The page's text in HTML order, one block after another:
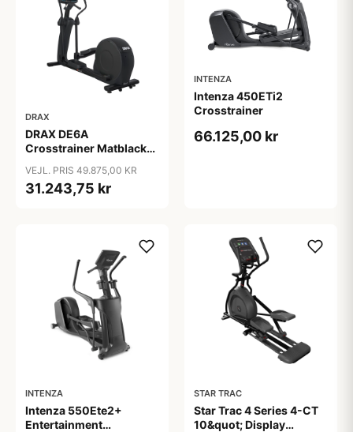
DRAX
DRAX DE6A
Crosstrainer Matblack
crosstrainer 120 kg 180
kg
VEJL. PRIS 49.875,00 KR
31.243,75 kr
INTENZA
Intenza 450ETi2
Crosstrainer
66.125,00 kr
INTENZA
Intenza 550Ete2+
Entertainment
STAR TRAC
Star Trac 4 Series 4-CT
10&quot; Display